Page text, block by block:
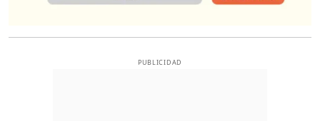
PUBLICIDAD